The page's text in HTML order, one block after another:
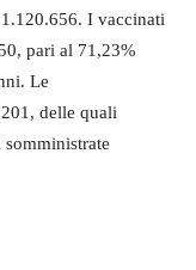
I vaccinati
pari al 71,23%
Le
delle quali